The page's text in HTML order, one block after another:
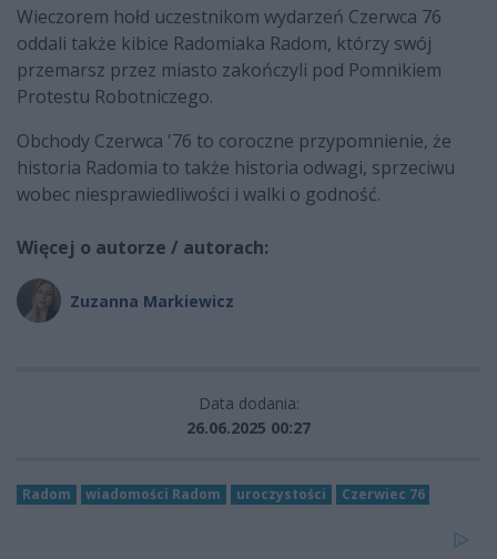
Wieczorem hołd uczestnikom wydarzeń Czerwca 76
oddali także kibice Radomiaka Radom, którzy swój
przemarsz przez miasto zakończyli pod Pomnikiem
Protestu Robotniczego.
Obchody Czerwca '76 to coroczne przypomnienie, że
historia Radomia to także historia odwagi, sprzeciwu
wobec niesprawiedliwości i walki o godność.
Więcej o autorze / autorach:
Zuzanna Markiewicz
Data dodania:
26.06.2025 00:27
Radom wiadomości Radom uroczystości Czerwiec 76